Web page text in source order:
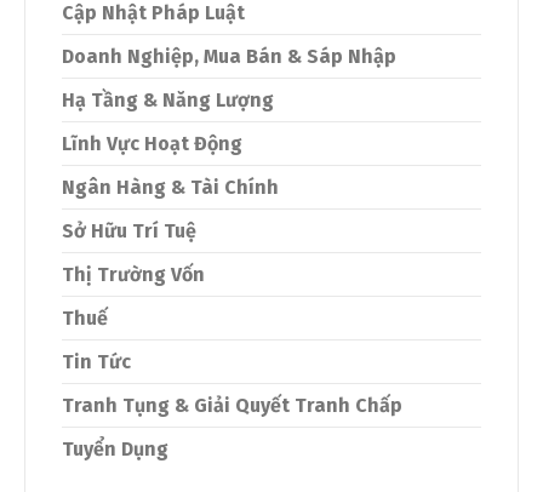
Cập Nhật Pháp Luật
Doanh Nghiệp, Mua Bán & Sáp Nhập
Hạ Tầng & Năng Lượng
Lĩnh Vực Hoạt Động
Ngân Hàng & Tài Chính
Sở Hữu Trí Tuệ
Thị Trường Vốn
Thuế
Tin Tức
Tranh Tụng & Giải Quyết Tranh Chấp
Tuyển Dụng